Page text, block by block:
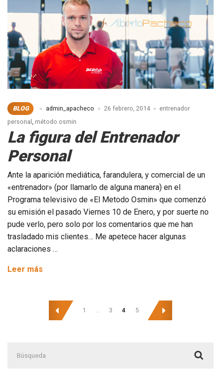
BLOG admin_apacheco 26 febrero, 2014
entrenador
personal , método osmin
La figura del Entrenador
Personal
Ante la aparición mediática, farandulera, y comercial de un
«entrenador» (por llamarlo de alguna manera) en el
Programa televisivo de «El Metodo Osmin» que comenzó
su emisión el pasado Viernes 10 de Enero, y por suerte no
pude verlo, pero solo por los comentarios que me han
trasladado mis clientes… Me apetece hacer algunas
aclaraciones …
Leer más
Entrenador
Personal
Navegación1 … 3 4 5